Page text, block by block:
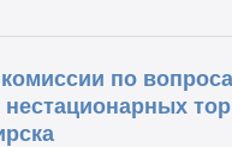
комиссии по